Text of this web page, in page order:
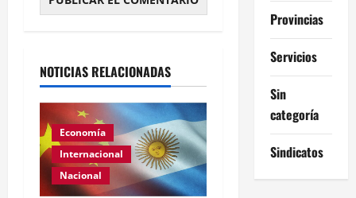
NOTICIAS RELACIONADAS
Economía
Internacional
Nacional
Provincias
Servicios
Sin
categoría
Sindicatos